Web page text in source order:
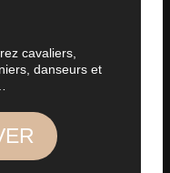
cavaliers,
danseurs et